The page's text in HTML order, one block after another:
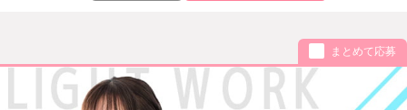
まとめて応募